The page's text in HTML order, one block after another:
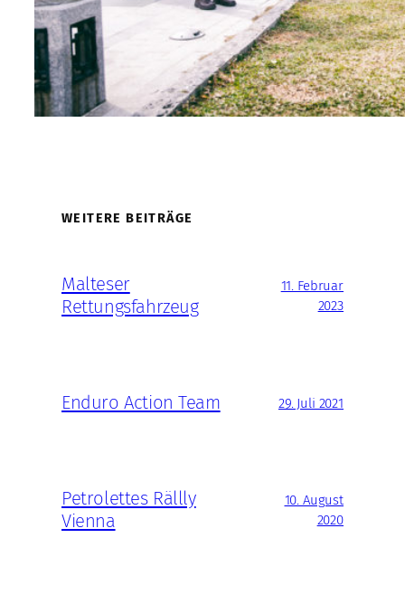
WEITERE BEITRÄGE
Malteser
Rettungsfahrzeug
11. Februar
2023
Enduro Action Team 29. Juli 2021
Petrolettes Rällly
Vienna
10. August
2020